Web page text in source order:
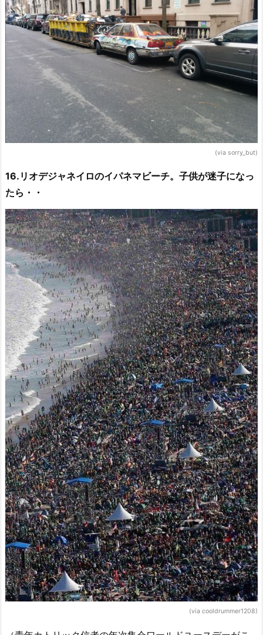
(via sorry_but)
16.リオデジャネイロのイパネマビーチ。子供が迷子になっ
たら・・
(via cooldrummer1208)